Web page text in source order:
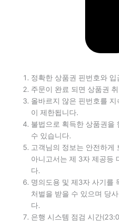
정확한 상품권 핀번호와
주문이 완료 되면 상품권
올바르지 않은 핀번호를
이 제한됩니다.
불법으로 획득한 상품권을
수 있습니다.
고객님의 정보는 안전하게
아니고서는 제 3자 제공등
다.
명의도용 및 제3자 사기를
처벌을 받을 수 있으며 당
다.
은행 시스템 점검 시간